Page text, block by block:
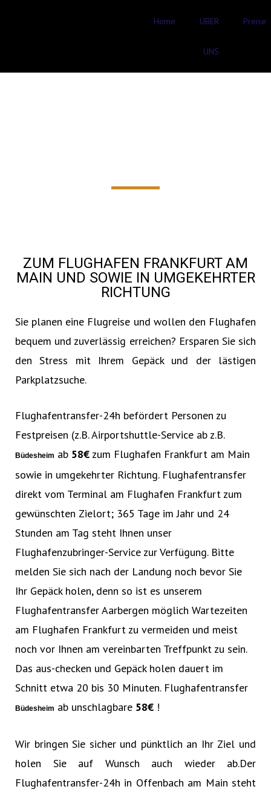
Home ÜBER
UNS
Preise
ZUM FLUGHAFEN FRANKFURT AM
MAIN UND SOWIE IN UMGEKEHRTER
RICHTUNG
Sie planen eine Flugreise und wollen den Flughafen
bequem und zuverlässig erreichen? Ersparen Sie sich
den Stress mit Ihrem Gepäck und der lästigen
Parkplatzsuche.
Flughafentransfer-24h befördert Personen zu
Festpreisen (z.B. Airportshuttle-Service ab z.B.
Büdesheim ab 58€‎ zum Flughafen Frankfurt am Main
sowie in umgekehrter Richtung. Flughafentransfer
direkt vom Terminal am Flughafen Frankfurt zum
gewünschten Zielort; 365 Tage im Jahr und 24
Stunden am Tag steht Ihnen unser
Flughafenzubringer-Service zur Verfügung. Bitte
melden Sie sich nach der Landung noch bevor Sie
Ihr Gepäck holen, denn so ist es unserem
Flughafentransfer Aarbergen möglich Wartezeiten
am Flughafen Frankfurt zu vermeiden und meist
noch vor Ihnen am vereinbarten Treffpunkt zu sein.
Das aus-checken und Gepäck holen dauert im
Schnitt etwa 20 bis 30 Minuten. Flughafentransfer
Büdesheim ab unschlagbare 58€‎ !
Wir bringen Sie sicher und pünktlich an Ihr Ziel und
holen Sie auf Wunsch auch wieder ab.Der
Flughafentransfer-24h in Offenbach am Main steht